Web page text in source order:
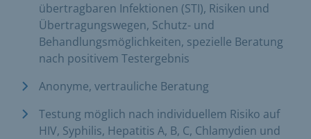
übertragbaren Infektionen (STI), Risiken und
Übertragungswegen, Schutz- und
Behandlungsmöglichkeiten, spezielle Beratung
nach positivem Testergebnis
Anonyme, vertrauliche Beratung
Testung möglich nach individuellem Risiko auf
HIV, Syphilis, Hepatitis A, B, C, Chlamydien und